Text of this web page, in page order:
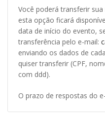
Você poderá transferir
esta opção ficará
data de início do evento,
transferência pelo e-mail:
enviando os dados de
quiser transferir (CPF,
com ddd).
O prazo de respostas do